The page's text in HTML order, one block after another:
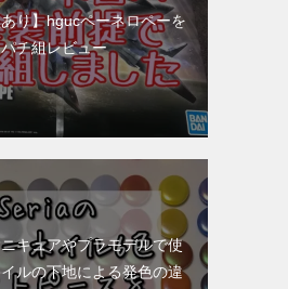
り】hgucペーネロペーを
チ組レビュー
ニキュアやプラモデルで使
ルの下地による発色の違